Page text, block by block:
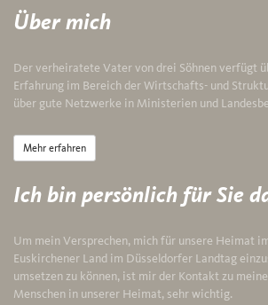
Über mich
Der verheiratete Vater von drei Söhnen verfügt
Erfahrung im Bereich der Wirtschafts- und
über gute Netzwerke in Ministerien und
Mehr erfahren
Ich bin persönlich für Sie
Um mein Versprechen, mich für unsere Heimat
Euskirchener Land im Düsseldorfer Landtag
umsetzen zu können, ist mir der Kontakt zu
Menschen in unserer Heimat, sehr wichtig.